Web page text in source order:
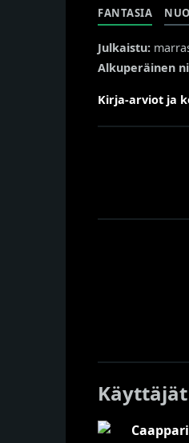
FANTASIA
Julkaistu:
Alkuperäinen
Kirja-arviot ja